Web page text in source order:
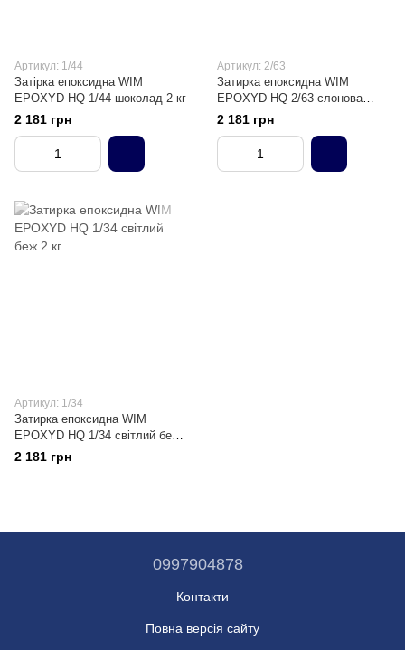
Артикул: 1/44
Затірка епоксидна WIM
EPOXYD HQ 1/44 шоколад 2 кг
2 181 грн
Артикул: 2/63
Затирка епоксидна WIM
EPOXYD HQ 2/63 слонова
кістка 2 кг
2 181 грн
Артикул: 1/34
Затирка епоксидна WIM
EPOXYD HQ 1/34 світлий беж
2 кг
2 181 грн
0997904878
Контакти
Повна версія сайту